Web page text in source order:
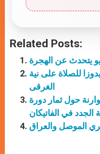
Related Posts:
يتحدث عن الهجرة
للصلاة على نية
الغرقى
حول ثمار دورة
الجدد في الفاتيكان
الموصل والعراق